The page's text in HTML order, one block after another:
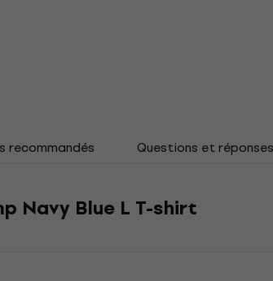
recommandés Questions et réponses
Navy Blue L T-shirt